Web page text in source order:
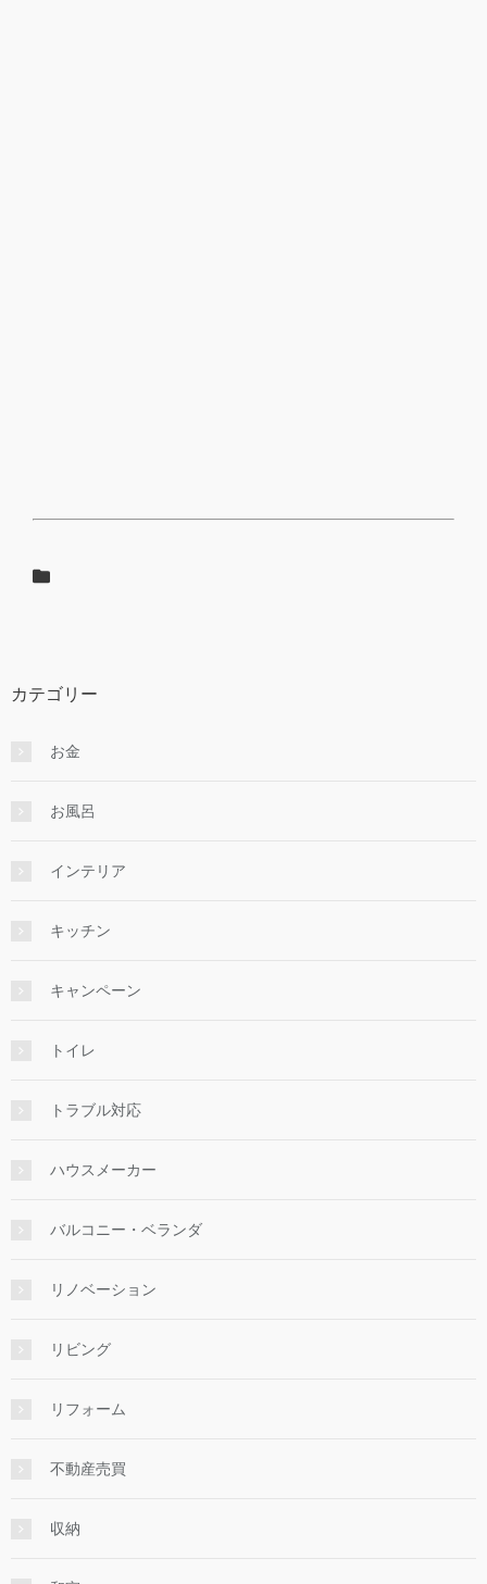
カテゴリー
お金
お風呂
インテリア
キッチン
キャンペーン
トイレ
トラブル対応
ハウスメーカー
バルコニー・ベランダ
リノベーション
リビング
リフォーム
不動産売買
収納